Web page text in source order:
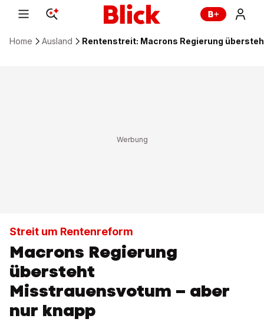
Home Ausland Rentenstreit: Macrons Regierung
Streit um Rentenreform
Macrons Regierung
übersteht
Misstrauensvotum – aber
nur knapp